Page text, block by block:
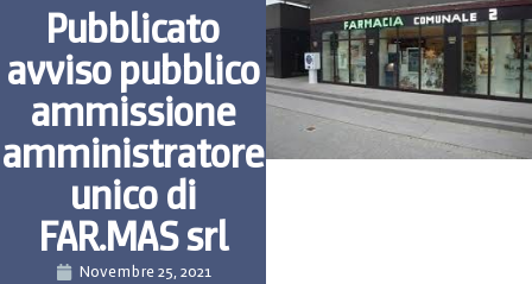
Pubblicato
avviso pubblico
ammissione
amministratore
unico di
FAR.MAS srl
Novembre 25, 2021